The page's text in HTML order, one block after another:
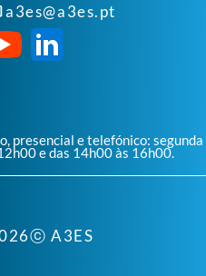
a3es@a3es.pt
presencial e telefónico: segunda
e das 14h00 às 16h00.
ⓒ A3ES